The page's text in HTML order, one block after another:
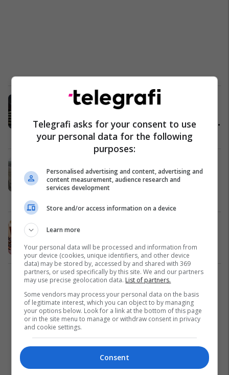
MF: Thesari vazhdon me pagesën e
rregullt të urdhërpagesave, u
paguan subvencionet, pagat, K-15
dhe shpenzimet kapitale
Maqedonia e Veriut 24/12/2025
dhe Enka” nga buxheti i
Maqedonisë së Veriut
Kuvendi i Maqedonisë së Veriut
Custom Topic MK 10/12/2025
1
Telegrafi asks for your consent to use
your personal data for the following
purposes:
Personalised advertising and content, advertising and
content measurement, audience research and
services development
Store and/or access information on a device
Learn more
Your personal data will be processed and information from
your device (cookies, unique identifiers, and other device
data) may be stored by, accessed by and shared with 369
partners, or used specifically by this site. We and our partners
may use precise geolocation data. List of partners.
Some vendors may process your personal data on the basis
of legitimate interest, which you can object to by managing
your options below. Look for a link at the bottom of this page
or in the site menu to manage or withdraw consent in privacy
and cookie settings.
Consent